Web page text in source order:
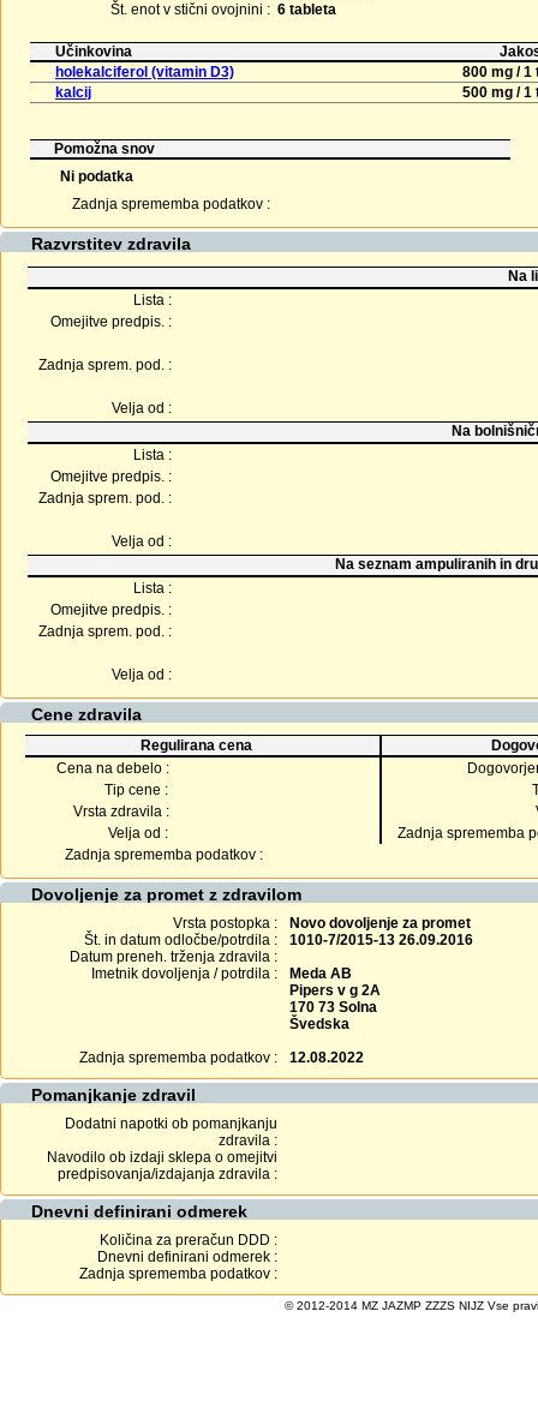
Št. enot v stični ovojnini : 6 tableta
Učinkovina
holekalciferol (vitamin D3)
800 mg / 1
kalcij
500 mg / 1
Pomožna snov
Ni podatka
Zadnja sprememba podatkov :
Razvrstitev zdravila
Na
Lista :
Omejitve predpis. :
Zadnja sprem. pod. :
Velja od :
Na
Lista :
Omejitve predpis. :
Zadnja sprem. pod. :
Velja od :
Na seznam ampuliranih in
Lista :
Omejitve predpis. :
Zadnja sprem. pod. :
Velja od :
Cene zdravila
Regulirana cena
Cena na debelo :
Tip cene :
Vrsta zdravila :
Velja od :
Zadnja sprememba
Zadnja sprememba podatkov :
Dovoljenje za promet z zdravilom
Vrsta postopka :
Novo dovoljenje za promet
Št. in datum odločbe/potrdila :
1010-7/2015-13 26.09.2016
Datum preneh. trženja zdravila :
Imetnik dovoljenja / potrdila :
Meda AB
Pipers v g 2A
170 73 Solna
Švedska
Zadnja sprememba podatkov :
12.08.2022
Pomanjkanje zdravil
Dodatni napotki ob pomanjkanju
zdravila :
Navodilo ob izdaji sklepa o omejitvi
predpisovanja/izdajanja zdravila :
Dnevni definirani odmerek
Količina za preračun DDD :
Dnevni definirani odmerek :
Zadnja sprememba podatkov :
© 2012-2014 MZ JAZMP ZZZS NIJZ Vse